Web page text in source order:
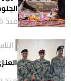
منذ 26 دقيقة